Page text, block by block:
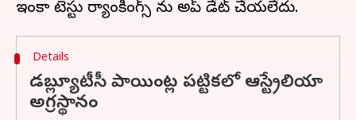
Details
డబ్ల్యూటీసీ పాయింట్ల పట్టికలో ఆస్ట్రేలియా
అగ్రస్థానం